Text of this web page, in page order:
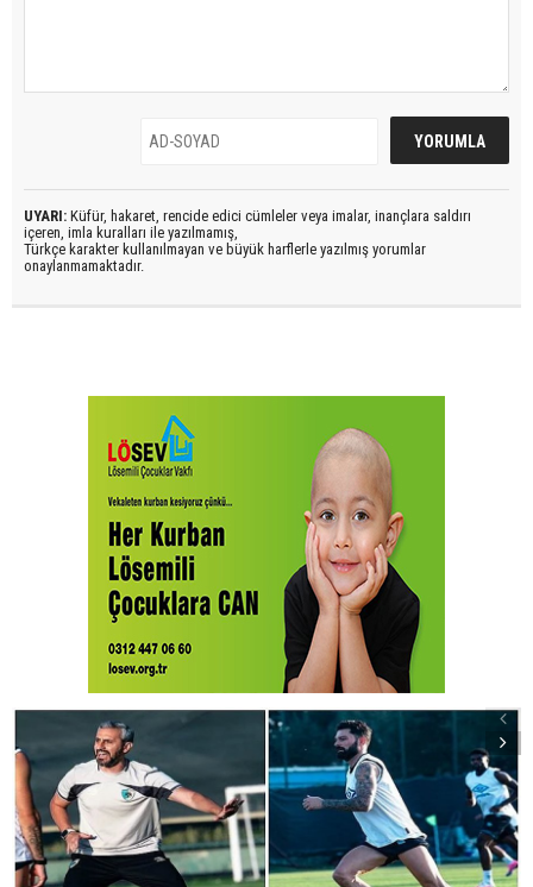
UYARI: Küfür, hakaret, rencide edici cümleler veya imalar, inançlara saldırı
içeren, imla kuralları ile yazılmamış,
Türkçe karakter kullanılmayan ve büyük harflerle yazılmış yorumlar
onaylanmamaktadır.